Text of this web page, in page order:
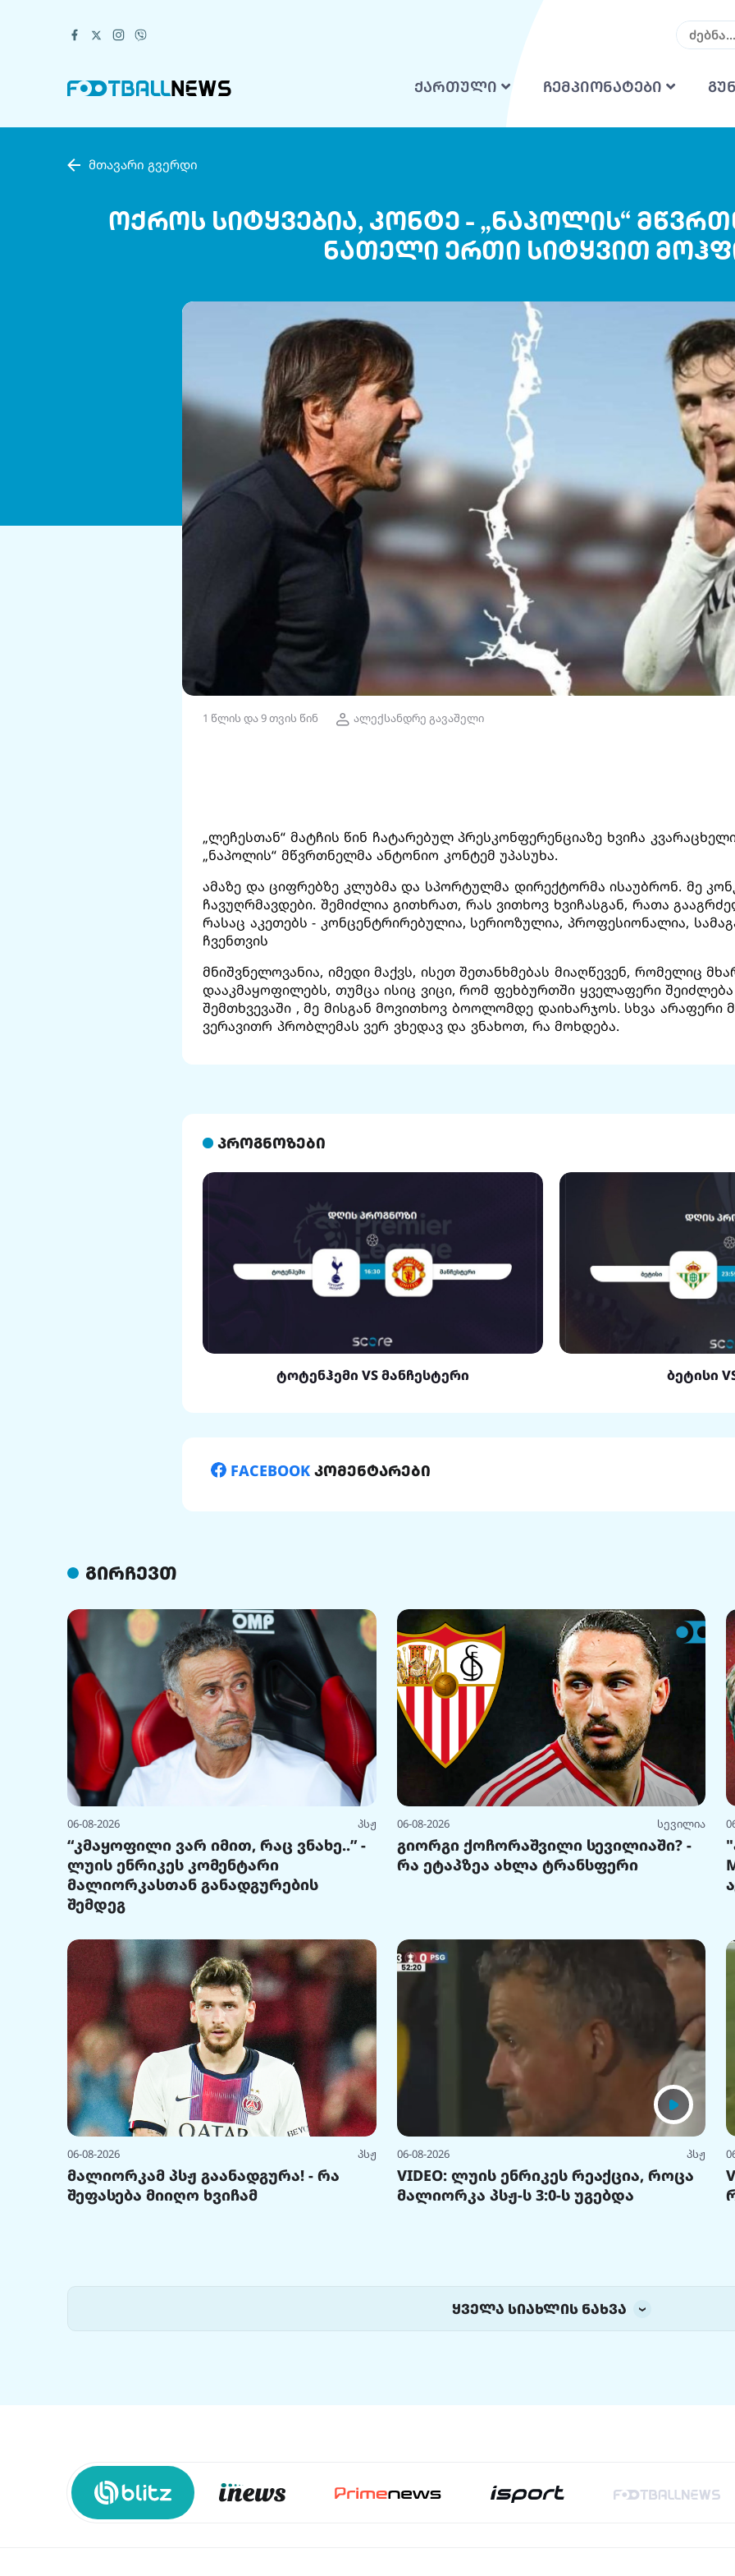
ქართული ჩემპიონატები
მთავარი გვერდი
ოქროს სიტყვებია, კონტე - „ნაპოლის“
ნათელი ერთი სიტყვით
1 წლის და 9 თვის წინ ალექსანდრე გავაშელი
„ლეჩესთან“ მატჩის წინ ჩატარებულ პრესკონფერენციაზე ხვიჩა
„ნაპოლის“ მწვრთნელმა ანტონიო კონტემ უპასუხა.
ამაზე და ციფრებზე კლუბმა და სპორტულმა დირექტორმა ისაუბრონ. მე
ჩავუღრმავდები. შემიძლია გითხრათ, რას ვითხოვ ხვიჩასგან, რათა
რასაც აკეთებს - კონცენტრირებულია, სერიოზულია, პროფესიონალია,
ჩვენთვის
მნიშვნელოვანია, იმედი მაქვს, ისეთ შეთანხმებას მიაღწევენ, რომელიც
დააკმაყოფილებს, თუმცა ისიც ვიცი, რომ ფეხბურთში ყველაფერი შეიძლება
შემთხვევაში , მე მისგან მოვითხოვ ბოოლომდე დაიხარჯოს. სხვა არაფერი
ვერავითრ პრობლემას ვერ ვხედავ და ვნახოთ, რა მოხდება.
პროგნოზები
ტოტენჰემი VS მანჩესტერი ბეტისი
FACEBOOK კომენტარები
გირჩევთ
06-08-2026 პსჟ
“კმაყოფილი ვარ იმით, რაც ვნახე..” -
ლუის ენრიკეს კომენტარი
მალიორკასთან განადგურების
შემდეგ
06-08-2026 სევილია
გიორგი ქოჩორაშვილი სევილიაში? -
რა ეტაპზეა ახლა ტრანსფერი
06-08-2026 პსჟ
მალიორკამ პსჟ გაანადგურა! - რა
შეფასება მიიღო ხვიჩამ
06-08-2026 პსჟ
VIDEO: ლუის ენრიკეს რეაქცია, როცა
მალიორკა პსჟ-ს 3:0-ს უგებდა
ყველა სიახლის ნახვა